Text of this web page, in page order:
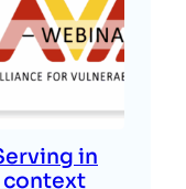
in
context